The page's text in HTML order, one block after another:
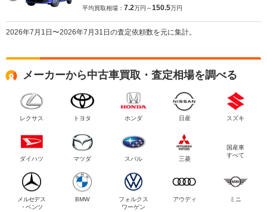
平均買取相場： 7.2万円～150.5万円
2026年7月1日〜2026年7月31日の査定依頼数を元に集計。
メーカーから中古車買取・査定相場を調べる
レクサス トヨタ ホンダ 日産 スズキ
ダイハツ マツダ スバル 三菱
国産車
すべて
メルセデス
・ベンツ
BMW
フォルクス
ワーゲン
アウディ ミニ